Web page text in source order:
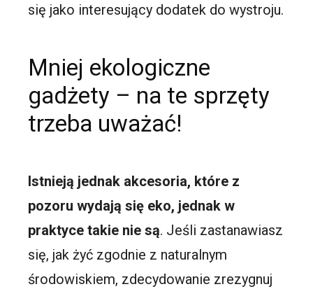
się jako interesujący dodatek do wystroju.
Mniej ekologiczne
gadżety – na te sprzęty
trzeba uważać!
Istnieją jednak akcesoria, które z
pozoru wydają się eko, jednak w
praktyce takie nie są. Jeśli zastanawiasz
się, jak żyć zgodnie z naturalnym
środowiskiem, zdecydowanie zrezygnuj